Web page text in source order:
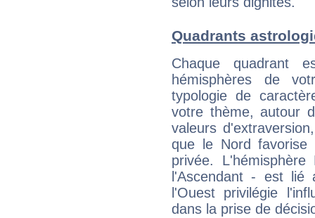
Quadrants
Chaque quadrant
hémisphères de
typologie de
votre thème, autour
valeurs
que le Nord favorise
privée.
l'Ascendant - est
l'Ouest privilégie
dans la prise de